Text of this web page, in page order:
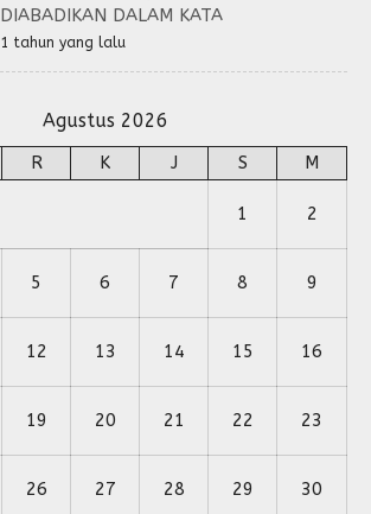
DIABADIKAN DALAM KATA
1 tahun yang lalu
Agustus 2026
R K J S M
1 2
5 6 7 8 9
12 13 14 15 16
19 20 21 22 23
26 27 28 29 30